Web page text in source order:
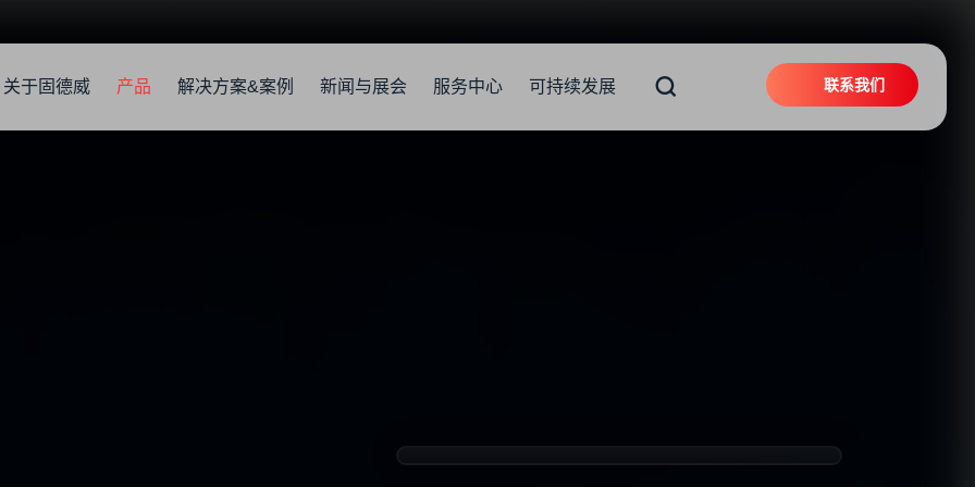
关于固德威 产品 解决方案&案例 新闻与展会 服务中心 可持续发展 联系我们